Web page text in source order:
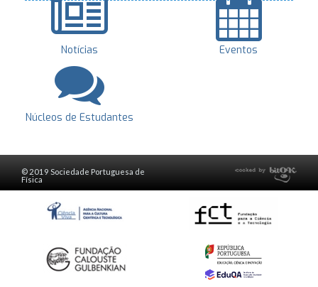
Notícias Eventos
Núcleos de Estudantes
© 2019 Sociedade Portuguesa de
Física